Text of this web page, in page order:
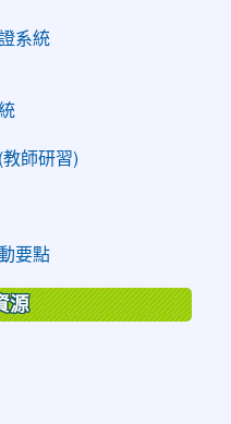
系統
師研習)
要點
源